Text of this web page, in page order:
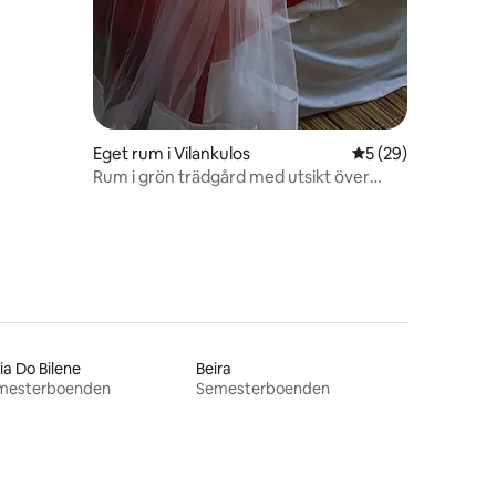
Eget rum i Vilankulos 5 av 5 i
5 (29)
Rum i grön trädgård med utsikt över
Do Bilene
Beira
Semesterboenden